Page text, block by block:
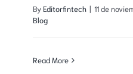
ByEditorfintech | 11 de
Blog
Read More